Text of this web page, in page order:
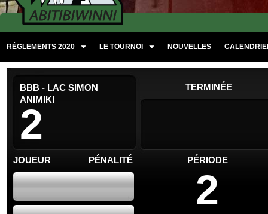
RÈGLEMENTS 2020 LE TOURNOI NOUVELLES
BBB - LAC SIMON
ANIMIKI
2
TERMINÉE
JOUEUR PÉNALITÉ PÉRIODE
2